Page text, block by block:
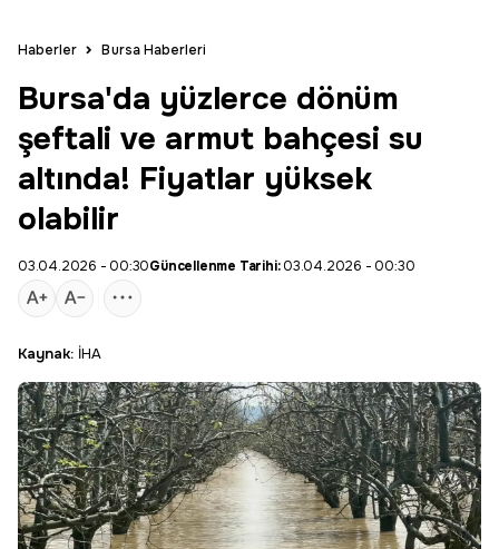
Haberler Bursa Haberleri
Bursa'da yüzlerce dönüm
şeftali ve armut bahçesi su
altında! Fiyatlar yüksek
olabilir
03.04.2026 - 00:30Güncellenme Tarihi:03.04.2026 - 00:30
Kaynak: İHA